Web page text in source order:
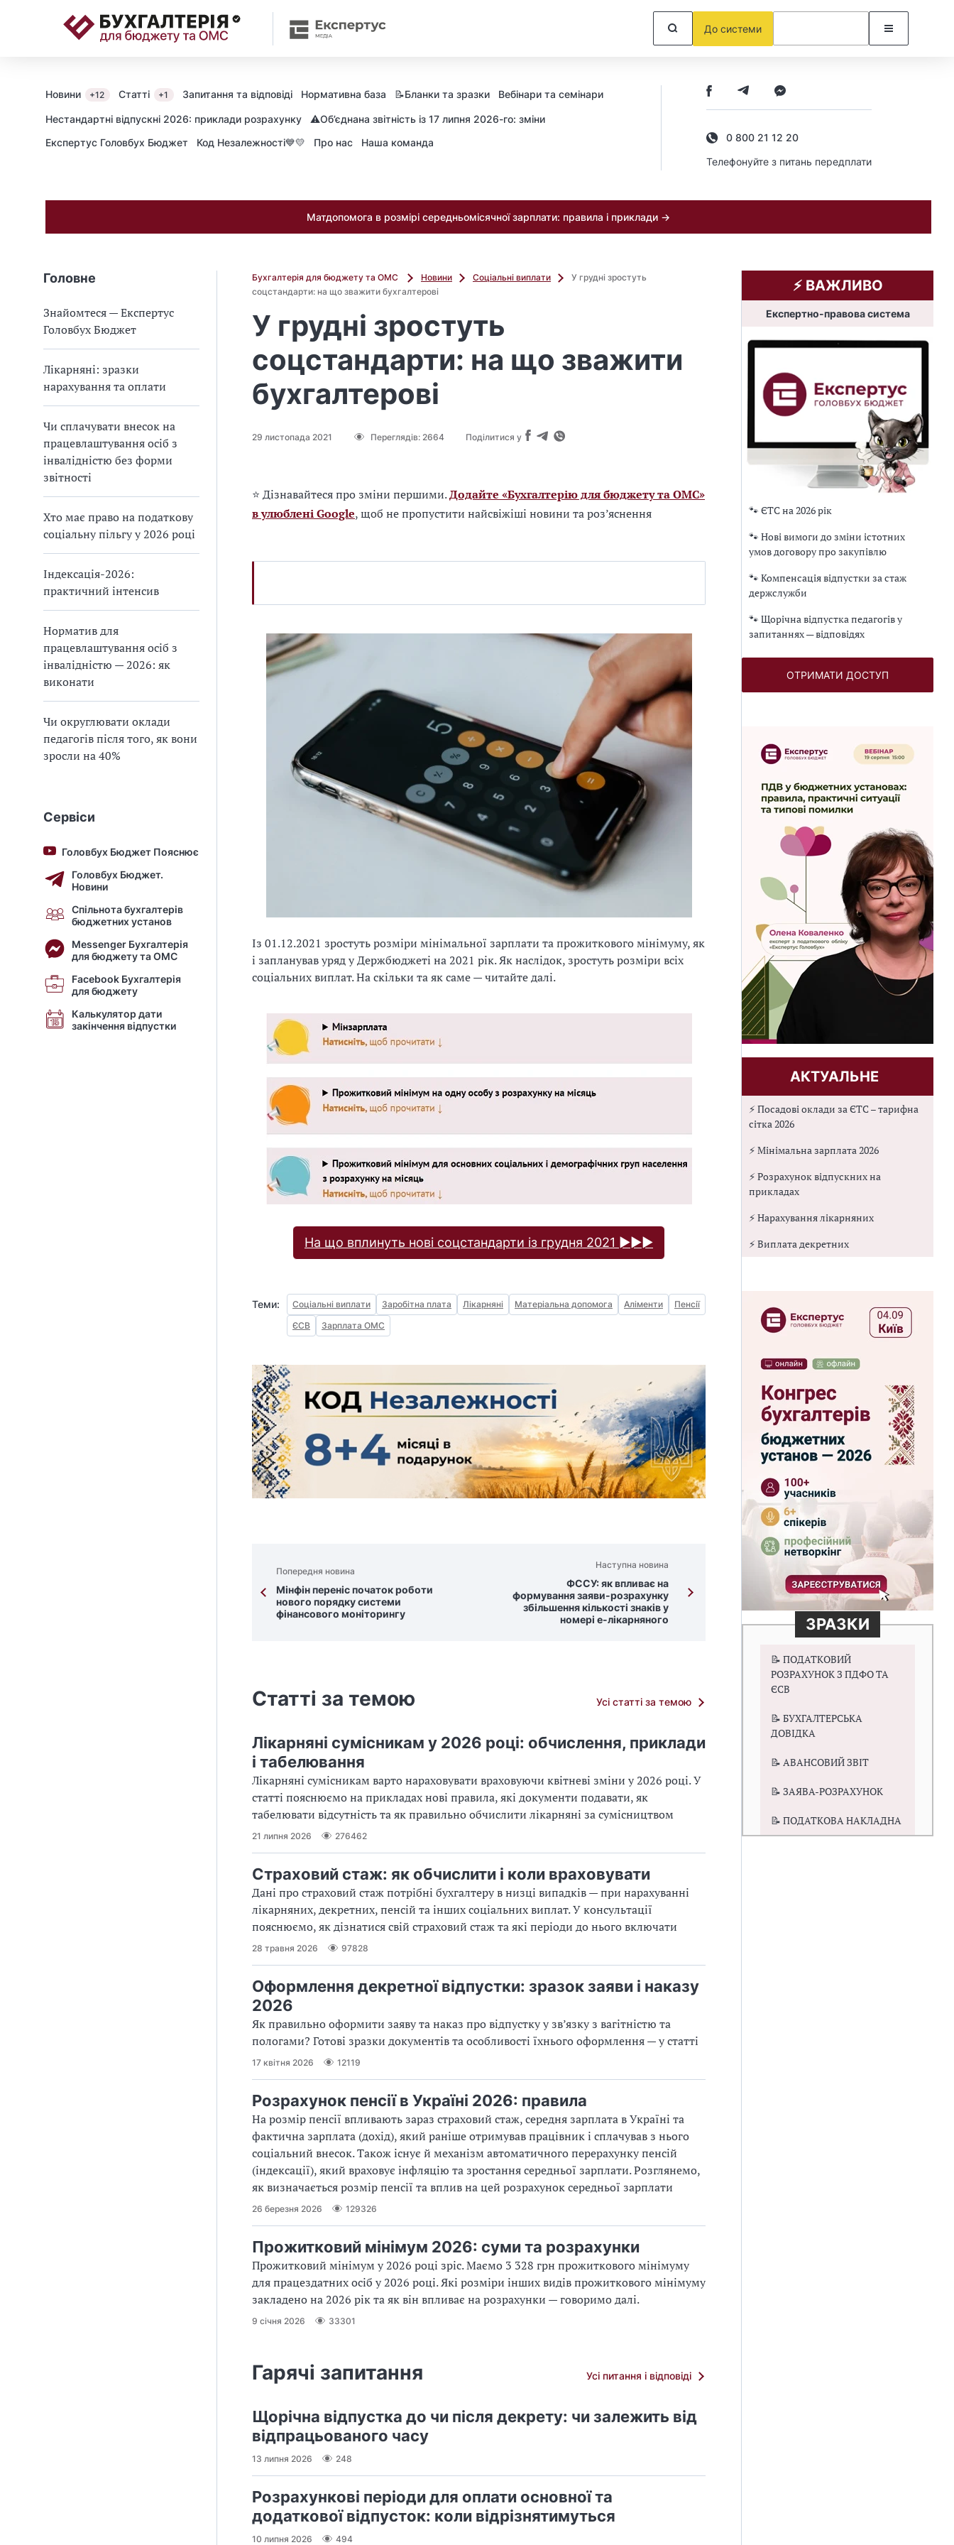
До системи
Новини +12 Статті +1 Запитання та відповіді Нормативна база 📝Бланки та зразки Вебінари та семінари
Нестандартні відпускні 2026: приклади розрахунку
⚠️Об’єднана звітність із 17 липня 2026-го: зміни
Експертус Головбух Бюджет
Код Незалежності💙💛 Про нас Наша команда
0 800 21 12 20
Телефонуйте з питань передплати
Матдопомога в розмірі середньомісячної зарплати: правила і приклади →
Головне
Знайомтеся — Експертус
Головбух Бюджет
Лікарняні: зразки
нарахування та оплати
Чи сплачувати внесок на
працевлаштування осіб з
інвалідністю без форми
звітності
Хто має право на податкову
соціальну пільгу у 2026 році
Індексація-2026:
практичний інтенсив
Норматив для
працевлаштування осіб з
інвалідністю — 2026: як
виконати
Чи округлювати оклади
педагогів після того, як вони
зросли на 40%
Сервіси
Головбух Бюджет Пояснює
Головбух Бюджет.
Новини
Спільнота бухгалтерів
бюджетних установ
Messenger Бухгалтерія
для бюджету та ОМС
Facebook Бухгалтерія
для бюджету
Калькулятор дати
закінчення відпустки
Бухгалтерія для бюджету та ОМС Новини Соціальні виплати
У грудні зростуть
соцстандарти: на що зважити бухгалтерові
У грудні зростуть
соцстандарти: на що зважити
бухгалтерові
29 листопада 2021 Переглядів: 2664 Поділитися у
⭐ Дізнавайтеся про зміни першими.Додайте «Бухгалтерію для бюджету та ОМС»
в улюблені Google, щоб не пропустити найсвіжіші новини та роз’яснення
Із 01.12.2021 зростуть розміри мінімальної зарплати та прожиткового мінімуму, як
і запланував уряд у Держбюджеті на 2021 рік. Як наслідок, зростуть розміри всіх
соціальних виплат. На скільки та як саме — читайте далі.
На що вплинуть нові соцстандарти із грудня 2021 ►►►
Теми: Соціальні виплати Заробітна плата Лікарняні Матеріальна допомога Аліменти
Пенсії
ЄСВ
Зарплата ОМС
Попередня новина
Мінфін переніс початок роботи
нового порядку системи
фінансового моніторингу
Наступна новина
ФССУ: як впливає на
формування заяви-розрахунку
збільшення кількості знаків у
номері е-лікарняного
Статті за темою Усі статті за темою
Лікарняні сумісникам у 2026 році: обчислення, приклади
і табелювання
Лікарняні сумісникам варто нараховувати враховуючи квітневі зміни у 2026 році. У
статті пояснюємо на прикладах нові правила, які документи подавати, як
табелювати відсутність та як правильно обчислити лікарняні за сумісництвом
21 липня 2026 276462
Страховий стаж: як обчислити і коли враховувати
Дані про страховий стаж потрібні бухгалтеру в низці випадків — при нарахуванні
лікарняних, декретних, пенсій та інших соціальних виплат. У консультації
пояснюємо, як дізнатися свій страховий стаж та які періоди до нього включати
28 травня 2026 97828
Оформлення декретної відпустки: зразок заяви і наказу
2026
Як правильно оформити заяву та наказ про відпустку у зв’язку з вагітністю та
пологами? Готові зразки документів та особливості їхнього оформлення — у статті
17 квітня 2026 12119
Розрахунок пенсії в Україні 2026: правила
На розмір пенсії впливають зараз страховий стаж, середня зарплата в Україні та
фактична зарплата (дохід), який раніше отримував працівник і сплачував з нього
соціальний внесок. Також існує й механізм автоматичного перерахунку пенсій
(індексації), який враховує інфляцію та зростання середньої зарплати. Розглянемо,
як визначається розмір пенсії та вплив на цей розрахунок середньої зарплати
26 березня 2026 129326
Прожитковий мінімум 2026: суми та розрахунки
Прожитковий мінімум у 2026 році зріс. Маємо 3 328 грн прожиткового мінімуму
для працездатних осіб у 2026 році. Які розміри інших видів прожиткового мінімуму
закладено на 2026 рік та як він впливає на розрахунки — говоримо далі.
9 січня 2026 33301
Гарячі запитання Усі питання і відповіді
Щорічна відпустка до чи після декрету: чи залежить від
відпрацьованого часу
13 липня 2026 248
Розрахункові періоди для оплати основної та
додаткової відпусток: коли відрізнятимуться
10 липня 2026 494
⚡️ ВАЖЛИВО
Експертно-правова система
🐾 ЄТС на 2026 рік
🐾 Нові вимоги до зміни істотних
умов договору про закупівлю
🐾 Компенсація відпустки за стаж
держслужби
🐾 Щорічна відпустка педагогів у
запитаннях — відповідях
ОТРИМАТИ ДОСТУП
АКТУАЛЬНЕ
⚡ Посадові оклади за ЄТС – тарифна
сітка 2026
⚡ Мінімальна зарплата 2026
⚡ Розрахунок відпускних на
прикладах
⚡ Нарахування лікарняних
⚡ Виплата декретних
ЗРАЗКИ
📝 ПОДАТКОВИЙ
РОЗРАХУНОК З ПДФО ТА
ЄСВ
📝 БУХГАЛТЕРСЬКА
ДОВІДКА
📝 АВАНСОВИЙ ЗВІТ
📝 ЗАЯВА-РОЗРАХУНОК
📝 ПОДАТКОВА НАКЛАДНА